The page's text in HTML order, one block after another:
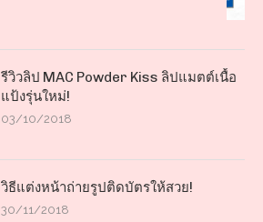
รีวิวลิป MAC Powder Kiss ลิปแมตต์เนื้อ
แป้งรุ่นใหม่!
03/10/2018
วิธีแต่งหน้าถ่ายรูปติดบัตรให้สวย!
30/11/2018